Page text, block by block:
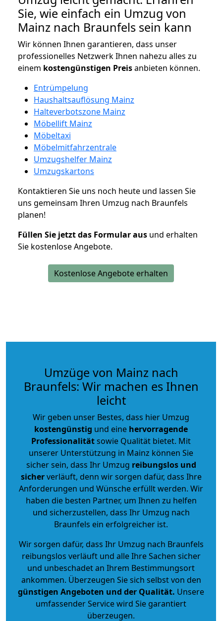
Sie, wie einfach ein Umzug von
Mainz nach Braunfels sein kann
Wir können Ihnen garantieren, dass unser
professionelles Netzwerk Ihnen nahezu alles zu
einem kostengünstigen Preisanbieten können.
Entrümpelung
Haushaltsauflösung Mainz
Halteverbotszone Mainz
Möbellift Mainz
Möbeltaxi
Möbelmitfahrzentrale
Umzugshelfer Mainz
Umzugskartons
Kontaktieren Sie uns noch heute und lassen Sie
uns gemeinsam Ihren Umzug nach Braunfels
planen!
Füllen Sie jetzt das Formular aus und erhalten
Sie kostenlose Angebote.
Kostenlose Angebote erhalten
Umzüge von Mainz nach
Braunfels: Wir machen es Ihnen
leicht
Wir geben unser Bestes, dass hier Umzug
kostengünstig und eine hervorragende
Professionalitätsowie Qualität bietet. Mit
unserer Unterstützung in Mainz können Sie
sicher sein, dass Ihr Umzug reibungslos und
sicherverläuft, denn wir sorgen dafür, dass Ihre
Anforderungen und Wünsche erfüllt werden. Wir
haben die besten Partner, um Ihnen zu helfen
und sicherzustellen, dass Ihr Umzug nach
Braunfels ein erfolgreicher ist.
Wir sorgen dafür, dass Ihr Umzug nach Braunfels
reibungslos verläuft und alle Ihre Sachen sicher
und unbeschadet an Ihrem Bestimmungsort
ankommen. Überzeugen Sie sich selbst von den
günstigen Angeboten und der Qualität. Unsere
umfassender Service wird Sie garantiert
überzeugen.